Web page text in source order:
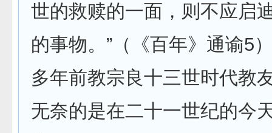
世的救赎的一面，则不应启
的事物。”（《百年》通谕5
多年前教宗良十三世时代教
无奈的是在二十一世纪的今